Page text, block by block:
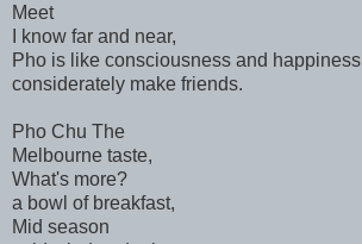
Meet
I know far and near,
Pho is like consciousness and happiness
considerately make friends.
Pho Chu The
Melbourne taste,
What's more?
a bowl of breakfast,
Mid season